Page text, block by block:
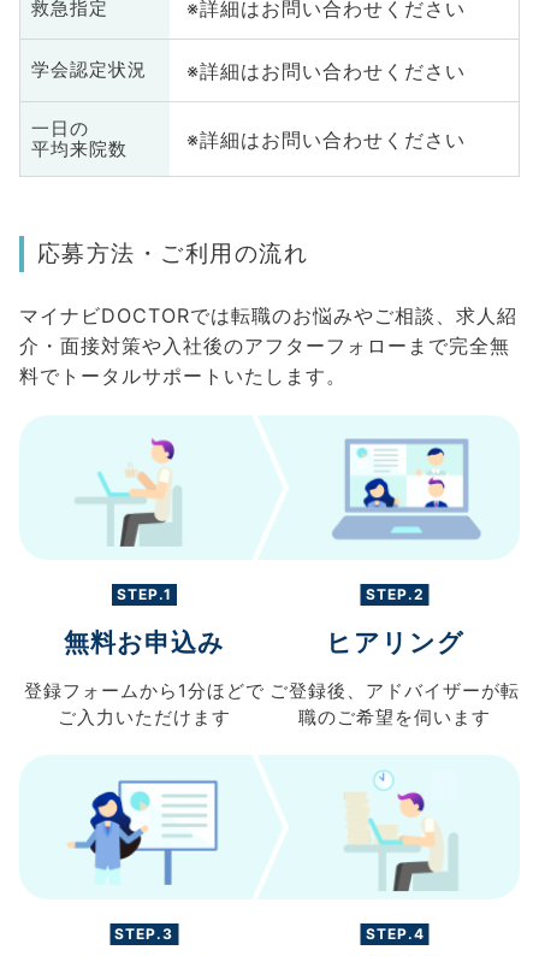
救急指定 ※詳細はお問い合わせください
学会認定状況 ※詳細はお問い合わせください
一日の
平均来院数
※詳細はお問い合わせください
応募方法・ご利用の流れ
マイナビDOCTORでは転職のお悩みやご相談、求人紹
介・面接対策や入社後のアフターフォローまで完全無
料でトータルサポートいたします。
STEP.1
無料お申込み
登録フォームから 1分ほどで
ご入力 いただけます
STEP.2
ヒアリング
ご登録後、 アドバイザーが転
職のご希望を伺います
STEP.3 STEP.4